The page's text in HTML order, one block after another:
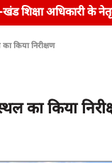
खंड शिक्षा अधिकारी के
किया निरीक्षण
का किया